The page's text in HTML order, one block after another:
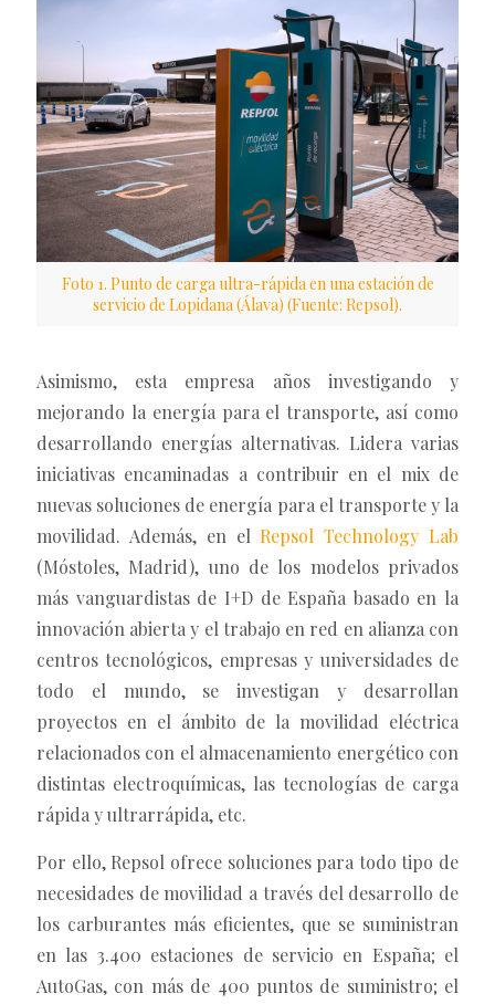
Foto 1. Punto de carga ultra-rápida en una estación de
servicio de Lopidana (Álava) (Fuente: Repsol).
Asimismo, esta empresa años investigando y
mejorando la energía para el transporte, así como
desarrollando energías alternativas. Lidera varias
iniciativas encaminadas a contribuir en el mix de
nuevas soluciones de energía para el transporte y la
movilidad. Además, en el Repsol Technology Lab
(Móstoles, Madrid), uno de los modelos privados
más vanguardistas de I+D de España basado en la
innovación abierta y el trabajo en red en alianza con
centros tecnológicos, empresas y universidades de
todo el mundo, se investigan y desarrollan
proyectos en el ámbito de la movilidad eléctrica
relacionados con el almacenamiento energético con
distintas electroquímicas, las tecnologías de carga
rápida y ultrarrápida, etc.
Por ello, Repsol ofrece soluciones para todo tipo de
necesidades de movilidad a través del desarrollo de
los carburantes más eficientes, que se suministran
en las 3.400 estaciones de servicio en España; el
AutoGas, con más de 400 puntos de suministro; el